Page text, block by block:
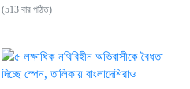
(513 বার পঠিত)